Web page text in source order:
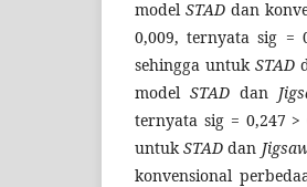
modelSTADdan
0,009, ternyata sig =
sehingga untukSTAD
modelSTADdan
ternyata sig = 0,247
untukSTADdan
konvensional